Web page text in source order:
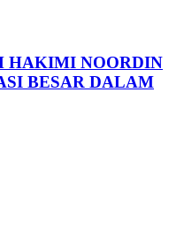
HAKIMI NOORDIN
BESAR DALAM